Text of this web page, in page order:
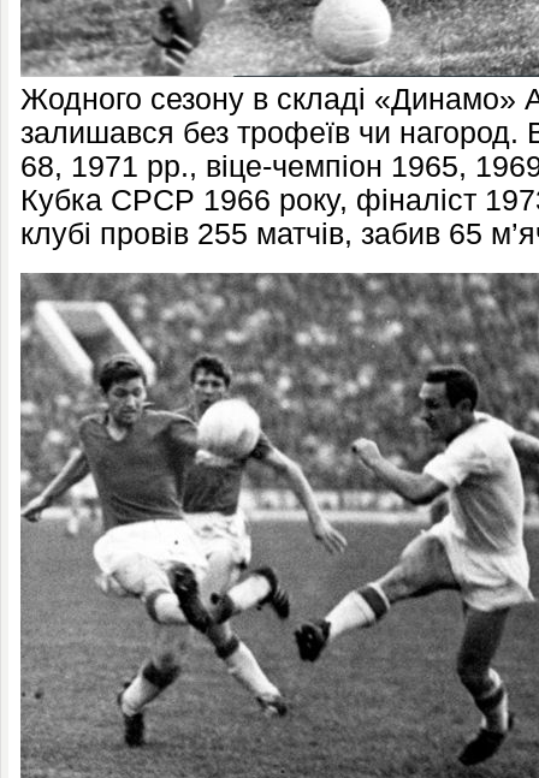
Жодного сезону в складі «Динамо»
залишався без трофеїв чи нагород.
68, 1971 рр., віце-чемпіон 1965,
Кубка СРСР 1966 року, фіналіст
клубі провів 255 матчів, забив 65